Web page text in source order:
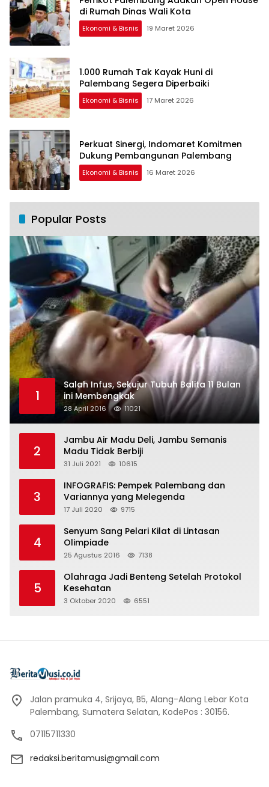
di Rumah Dinas Wali Kota
Ekonomi & Bisnis 19 Maret 2026
1.000 Rumah Tak Kayak Huni di
Palembang Segera Diperbaiki
Ekonomi & Bisnis 17 Maret 2026
Perkuat Sinergi, Indomaret Komitmen
Dukung Pembangunan Palembang
Ekonomi & Bisnis 16 Maret 2026
Popular Posts
1
Salah Infus, Sekujur Tubuh Balita 11 Bulan
ini Membengkak
28 April 2016 11021
2
Jambu Air Madu Deli, Jambu Semanis
Madu Tidak Berbiji
31 Juli 2021 10615
3
INFOGRAFIS: Pempek Palembang dan
Variannya yang Melegenda
17 Juli 2020 9715
4
Senyum Sang Pelari Kilat di Lintasan
Olimpiade
25 Agustus 2016 7138
5
Olahraga Jadi Benteng Setelah Protokol
Kesehatan
3 Oktober 2020 6551
Jalan pramuka 4, Srijaya, B5, Alang-Alang Lebar Kota
Palembang, Sumatera Selatan, KodePos : 30156.
07115711330
redaksi.beritamusi@gmail.com